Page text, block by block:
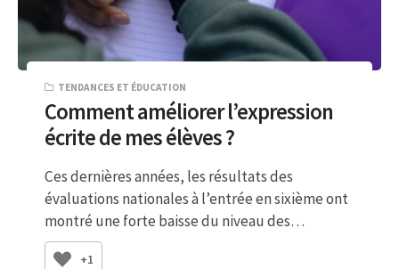
TENDANCES ET ÉDUCATION
Comment améliorer l’expression
écrite de mes élèves ?
Ces dernières années, les résultats des
évaluations nationales à l’entrée en sixième ont
montré une forte baisse du niveau des…
+1